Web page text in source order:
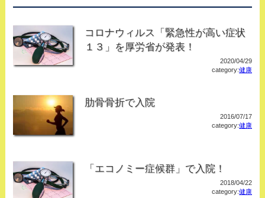
コロナウィルス「緊急性が高い症状
１３」を厚労省が発表！
2020/04/29
category:健康
肋骨骨折で入院
2016/07/17
category:健康
「エコノミー症候群」で入院！
2018/04/22
category:健康